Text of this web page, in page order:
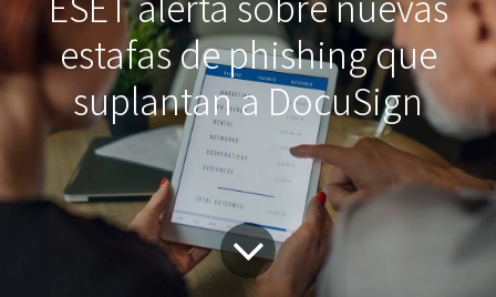
estafas de phishing que
suplantan a DocuSign